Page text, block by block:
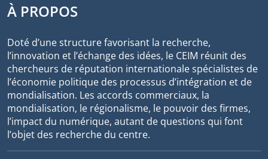
À PROPOS
Doté d’une structure favorisant la recherche,
l’innovation et l’échange des idées, le CEIM réunit des
chercheurs de réputation internationale spécialistes de
l’économie politique des processus d’intégration et de
mondialisation. Les accords commerciaux, la
mondialisation, le régionalisme, le pouvoir des firmes,
l’impact du numérique, autant de questions qui font
l’objet des recherche du centre.